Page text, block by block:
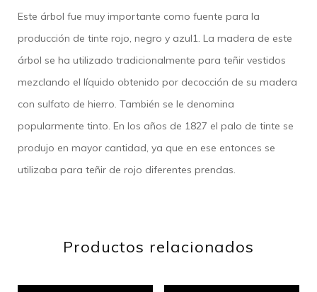
Este árbol fue muy importante como fuente para la
producción de tinte rojo, negro y azul1​. La madera de este
árbol se ha utilizado tradicionalmente para teñir vestidos
mezclando el líquido obtenido por decocción de su madera
con sulfato de hierro. También se le denomina
popularmente tinto. En los años de 1827 el palo de tinte se
produjo en mayor cantidad, ya que en ese entonces se
utilizaba para teñir de rojo diferentes prendas.
Productos relacionados